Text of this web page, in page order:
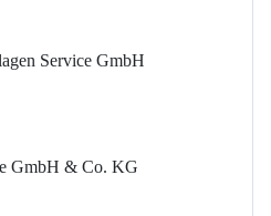
Service GmbH
GmbH & Co. KG